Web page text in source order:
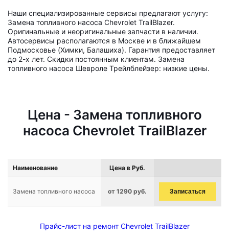
Наши специализированные сервисы предлагают услугу:
Замена топливного насоса Chevrolet TrailBlazer.
Оригинальные и неоригинальные запчасти в наличии.
Автосервисы располагаются в Москве и в ближайшем
Подмосковье (Химки, Балашиха). Гарантия предоставляет
до 2-х лет. Скидки постоянным клиентам. Замена
топливного насоса Шевроле Трейлблейзер: низкие цены.
Цена - Замена топливного
насоса Chevrolet TrailBlazer
Наименование Цена в Руб.
Замена топливного насоса от 1290 руб. Записаться
Прайс-лист на ремонт Chevrolet TrailBlazer